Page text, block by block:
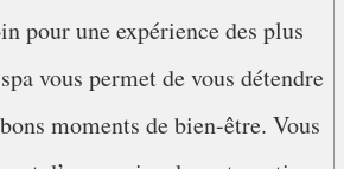
pour une expérience des plus
vous permet de vous détendre
moments de bien-être. Vous